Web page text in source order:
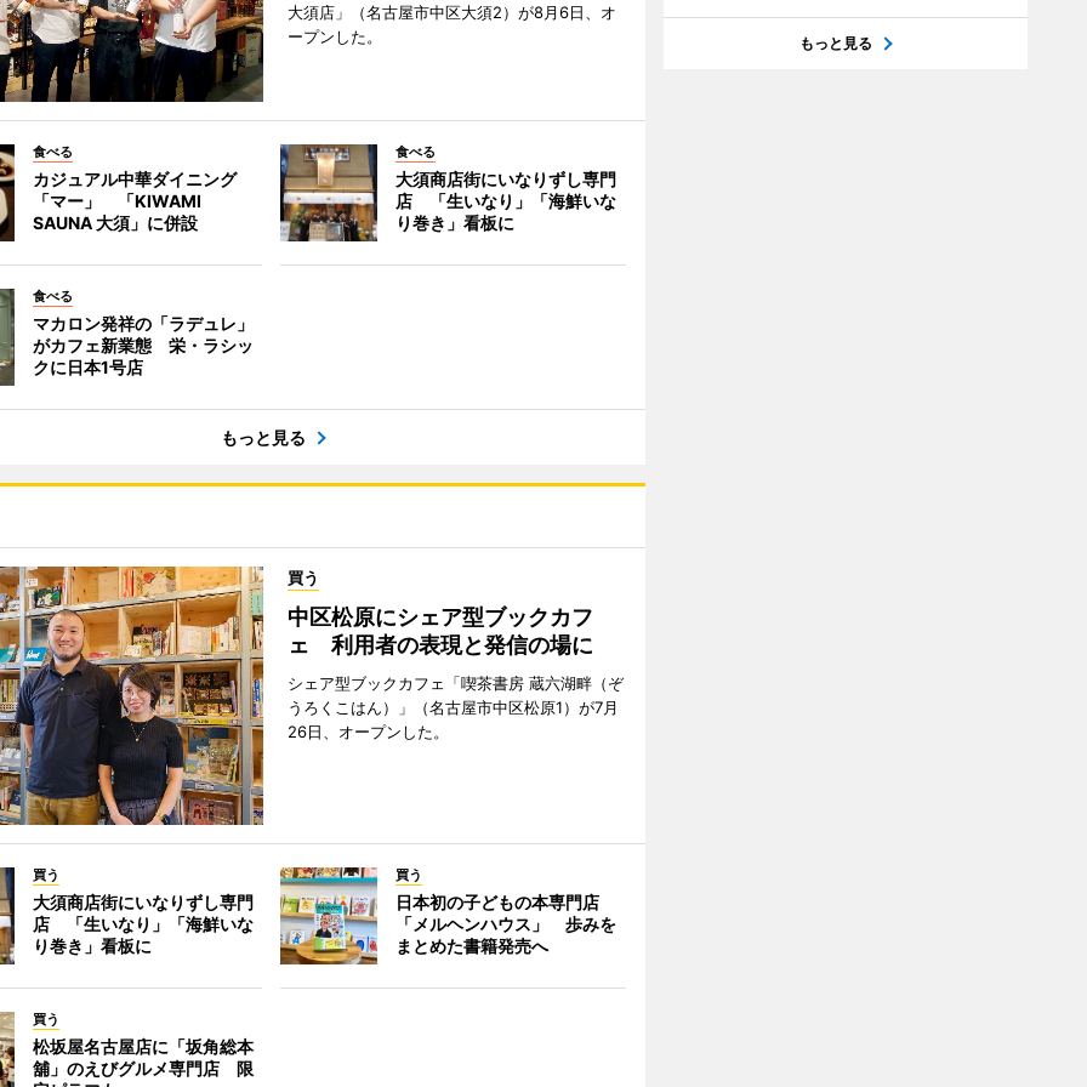
大須店」（名古屋市中区大須2）が8月6日、オ
ープンした。
食べる
カジュアル中華ダイニング
「マー」 「KIWAMI
SAUNA 大須」に併設
食べる
大須商店街にいなりずし専門
店 「生いなり」「海鮮いな
り巻き」看板に
食べる
マカロン発祥の「ラデュレ」
がカフェ新業態 栄・ラシッ
クに日本1号店
もっと見る
買う
中区松原にシェア型ブックカフ
ェ 利用者の表現と発信の場に
シェア型ブックカフェ「喫茶書房 蔵六湖畔（ぞ
うろくこはん）」（名古屋市中区松原1）が7月
26日、オープンした。
買う
大須商店街にいなりずし専門
店 「生いなり」「海鮮いな
り巻き」看板に
買う
日本初の子どもの本専門店
「メルヘンハウス」 歩みを
まとめた書籍発売へ
買う
松坂屋名古屋店に「坂角総本
舖」のえびグルメ専門店 限
もっと見る